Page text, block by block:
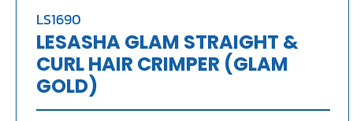
LS1690
LESASHA GLAM STRAIGHT &
CURL HAIR CRIMPER (GLAM
GOLD)